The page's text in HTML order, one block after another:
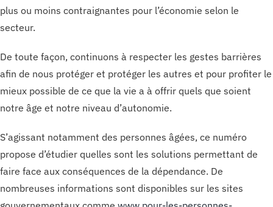
plus ou moins contraignantes pour l’économie selon le
secteur.
De toute façon, continuons à respecter les gestes barrières
afin de nous protéger et protéger les autres et pour profiter le
mieux possible de ce que la vie a à offrir quels que soient
notre âge et notre niveau d’autonomie.
S’agissant notamment des personnes âgées, ce numéro
propose d’étudier quelles sont les solutions permettant de
faire face aux conséquences de la dépendance. De
nombreuses informations sont disponibles sur les sites